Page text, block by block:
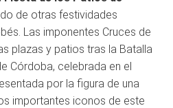
de otras festividades
Las imponentes Cruces de
plazas y patios tras la Batalla
Córdoba, celebrada en el
por la figura de una
importantes iconos de este